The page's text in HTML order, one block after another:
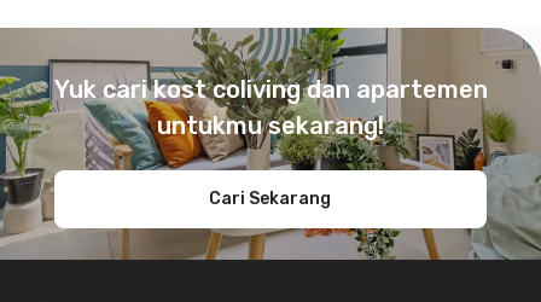
Yuk cari kost coliving dan apartemen
untukmu sekarang!
Cari Sekarang